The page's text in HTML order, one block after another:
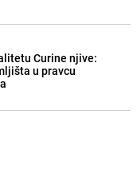
Curine njive:
u pravcu